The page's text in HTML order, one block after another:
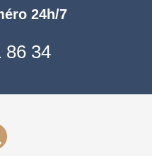
24h/7
86 34